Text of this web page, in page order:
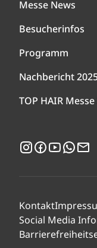
Messe News
Besucherinfos
Programm
Nachbericht
TOP HAIR
Instagram
Facebook
YouTube
Kontakt
Social Media